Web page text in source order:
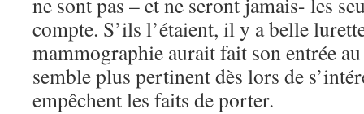
compte. S’ils l’étaient, il y a belle
mammographie aurait fait son entrée
semble plus pertinent dès lors de
empêchent les faits de porter.